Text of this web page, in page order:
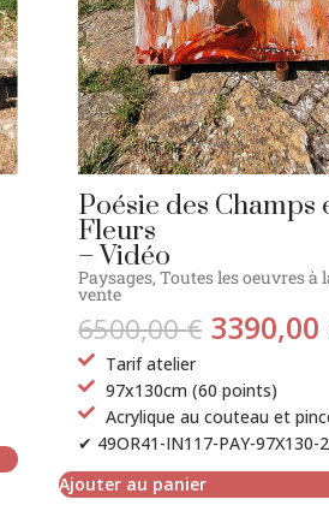
Poésie des Champs
Fleurs
– Vidéo
Paysages,Toutes les oeuvres à
vente
6500,00€ 3390,00
Tarif atelier
97x130cm (60 points)
Acrylique au couteau et
✔ 49OR41-IN117-PAY-97X130-
Ajouter au panier